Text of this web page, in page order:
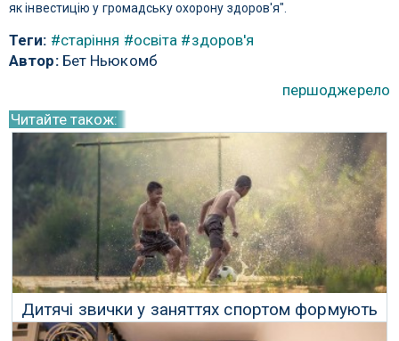
як інвестицію у громадську охорону здоров'я".
Теги: #старіння #освіта #здоров'я
Автор:Бет Ньюкомб
першоджерело
Читайте також:
Дитячі звички у заняттях спортом формують
здоров'я протягом усього життя